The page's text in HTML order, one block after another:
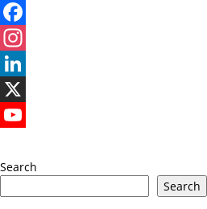
Facebook
Instagram
LinkedIn
X
Search
Search